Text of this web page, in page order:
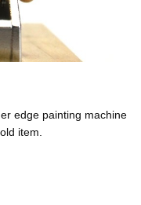
edge painting machine
item.